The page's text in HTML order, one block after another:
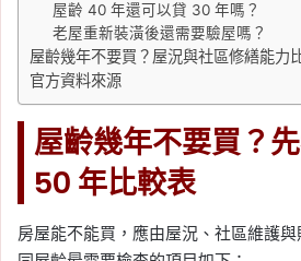
屋齡 40 年還可以貸 30 年嗎？
老屋重新裝潢後還需要驗屋嗎？
屋齡幾年不要買？屋況與社區修繕能力
官方資料來源
屋齡幾年不要買？
50 年比較表
房屋能不能買，應由屋況、社區維護